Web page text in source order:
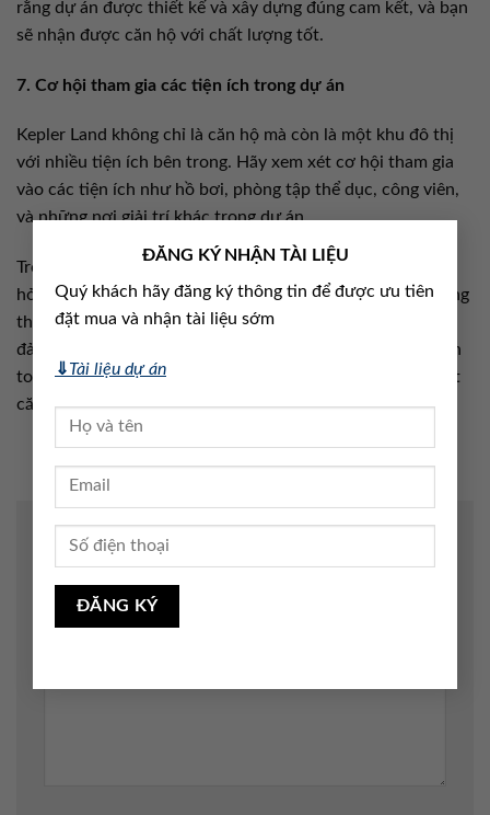
ĐĂNG KÝ NHẬN TÀI LIỆU
Quý khách hãy đăng ký thông tin để được ưu tiên
đặt mua và nhận tài liệu sớm
⇓Tài liệu dự án
rằng dự án được thiết kế và xây dựng đúng cam kết, và bạn
sẽ nhận được căn hộ với chất lượng tốt.
7. Cơ hội tham gia các tiện ích trong dự án
Kepler Land không chỉ là căn hộ mà còn là một khu đô thị
với nhiều tiện ích bên trong. Hãy xem xét cơ hội tham gia
vào các tiện ích như hồ bơi, phòng tập thể dục, công viên,
và những nơi giải trí khác trong dự án.
Trong kết luận, việc mua căn hộ tại dự án Kepler Land đòi
hỏi sự chú ý đến nhiều khía cạnh khác nhau. Hãy nắm vững
thông tin về vị trí, pháp lý, giá bán, và các yếu tố khác để
đảm bảo rằng bạn đang đầu tư một cách thông minh và an
toàn. Kepler Land mang đến một cơ hội tốt để sở hữu một
căn hộ lý tưởng và đầu tư vào tương lai.
Để lại một bình luận
Email của bạn sẽ không được hiển thị công khai. Các
trường bắt buộc được đánh dấu